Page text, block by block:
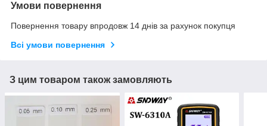
Умови повернення
Повернення товару впродовж 14 днів за рахунок покупця
Всі умови повернення
З цим товаром також замовляють